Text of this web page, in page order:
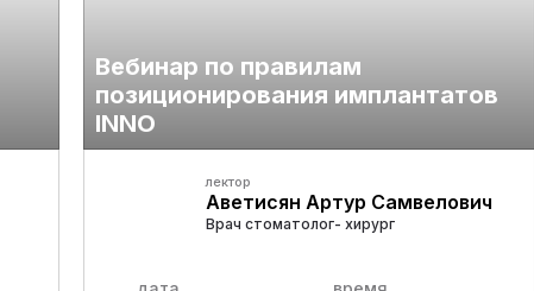
Вебинар по правилам
позиционирования имплантатов
INNO
лектор
Аветисян Артур Самвелович
Врач стоматолог- хирург